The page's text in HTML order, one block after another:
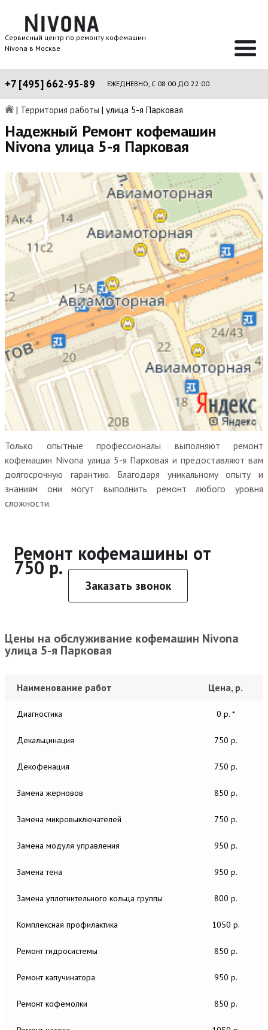
Сервисный центр по ремонту кофемашин
Nivona в Москве
+7 [495] 662-95-89 ЕЖЕДНЕВНО, С 08:00 ДО 22:00
| Территория работы | улица 5-я Парковая
Надежный Ремонт кофемашин
Nivona улица 5-я Парковая
Только опытные профессионалы выполняют ремонт
кофемашин Nivona улица 5-я Парковая и предоставляют вам
долгосрочную гарантию. Благодаря уникальному опыту и
знаниям они могут выполнить ремонт любого уровня
сложности.
Ремонт кофемашины от
750 р.
Заказать звонок
Цены на обслуживание кофемашин Nivona
улица 5-я Парковая
Наименование работ Цена, р.
Диагностика 0 р. *
Декальцинация 750 р.
Декофенация 750 р.
Замена жерновов 850 р.
Замена микровыключателей 750 р.
Замена модуля управления 950 р.
Замена тена 950 р.
Замена уплотнительного кольца группы 800 р.
Комплексная профилактика 1050 р.
Ремонт гидросистемы 850 р.
Ремонт капучинатора 950 р.
Ремонт кофемолки 850 р.